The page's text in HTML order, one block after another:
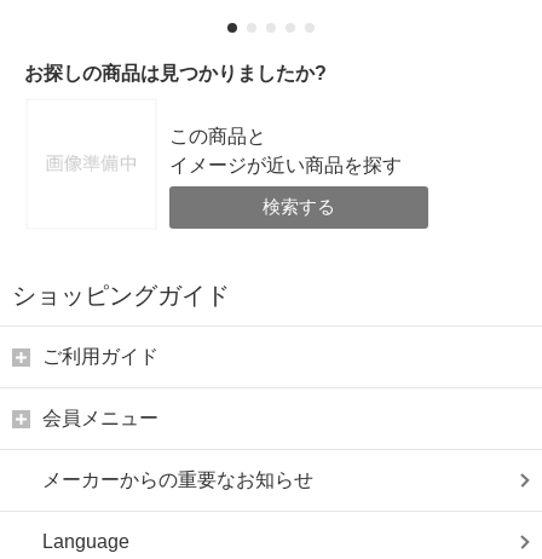
お探しの商品は見つかりましたか?
この商品と
イメージが近い商品を探す
検索する
ショッピングガイド
ご利用ガイド
会員メニュー
メーカーからの重要なお知らせ
Language